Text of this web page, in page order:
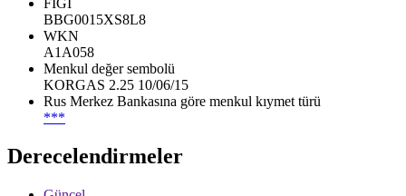
FIGI
BBG0015XS8L8
WKN
A1A058
Menkul değer sembolü
KORGAS 2.25 10/06/15
Rus Merkez Bankasına göre menkul kıymet türü
***
Derecelendirmeler